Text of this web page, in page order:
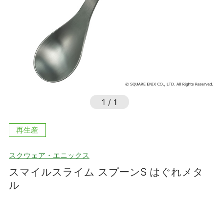
1 / 1
再生産
スクウェア・エニックス
スマイルスライム スプーンS はぐれメタ
ル